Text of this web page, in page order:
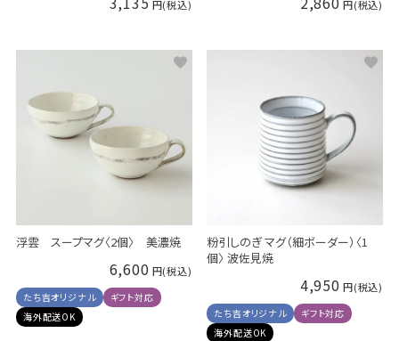
浮雲 スープマグ〈2個〉 美濃焼
6,600
たち吉オリジナル
ギフト対応
海外配送OK
粉引しのぎ マグ（細ボーダー）〈1
個〉 波佐見焼
4,950
たち吉オリジナル
ギフト対応
海外配送OK